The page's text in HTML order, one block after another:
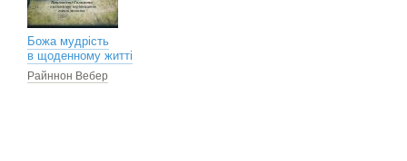
Божа мудрість
в щоденному житті
Райннон Вебер